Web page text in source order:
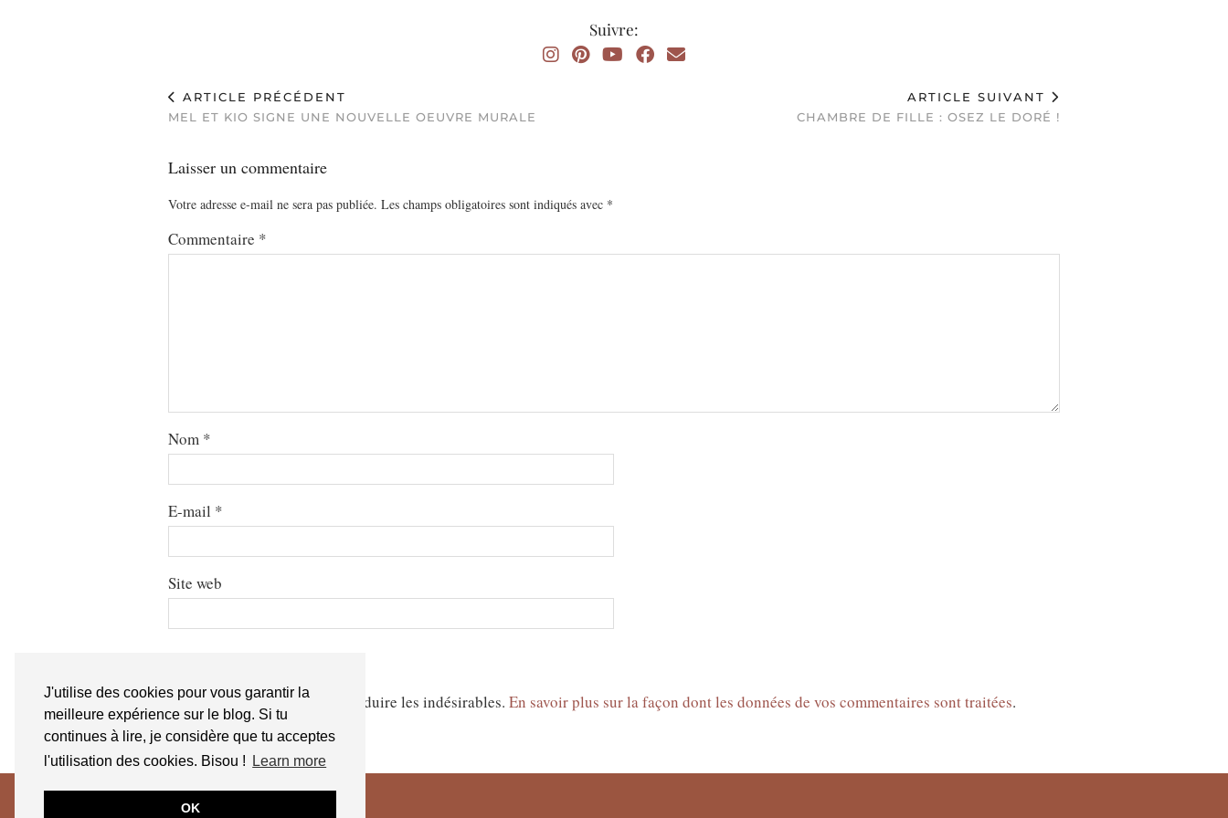
J'utilise des cookies pour vous garantir la
meilleure expérience sur le blog. Si tu
continues à lire, je considère que tu acceptes
l'utilisation des cookies. Bisou !
Learn more
OK
Suivre:
ARTICLE PRÉCÉDENT
MEL ET KIO SIGNE UNE NOUVELLE OEUVRE MURALE
ARTICLE SUIVANT
CHAMBRE DE FILLE : OSEZ LE DORÉ !
Laisser un commentaire
Votre adresse e-mail ne sera pas publiée. Les champs obligatoires sont indiqués avec *
Commentaire *
Nom *
E-mail *
Site web
Ce site utilise Akismet pour réduire les indésirables. En savoir plus sur la façon dont les données de vos commentaires sont traitées.